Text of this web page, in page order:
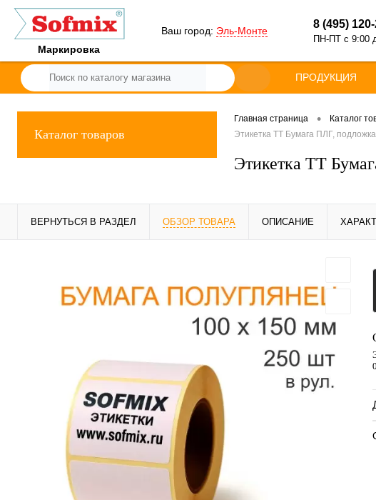
Маркировка
Ваш город: Эль-Монте
8 (495)
ПН-ПТ с 9:00
ПРОДУКЦИЯ
Каталог товаров
Главная страница • Каталог
Этикетка ТТ Бумага ПЛГ,
Этикетка ТТ
ВЕРНУТЬСЯ В РАЗДЕЛ ОБЗОР ТОВАРА ОПИСАНИЕ